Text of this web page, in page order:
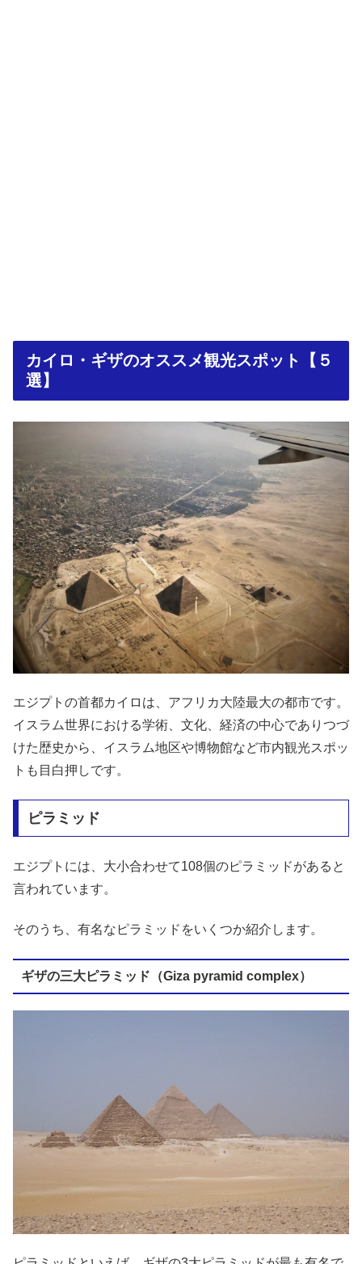
カイロ・ギザのオススメ観光スポット【５
選】
エジプトの首都カイロは、アフリカ大陸最大の都市です。
イスラム世界における学術、文化、経済の中心でありつづ
けた歴史から、イスラム地区や博物館など市内観光スポッ
トも目白押しです。
ピラミッド
エジプトには、大小合わせて108個のピラミッドがあると
言われています。
そのうち、有名なピラミッドをいくつか紹介します。
ギザの三大ピラミッド（Giza pyramid complex）